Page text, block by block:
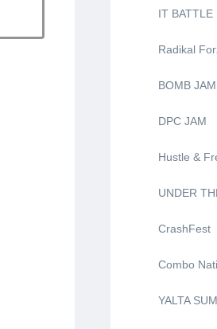
IT BATTLE
Radikal
BOMB JAM
DPC JAM
Hustle &
UNDER
CrashFest
Combo
YALTA